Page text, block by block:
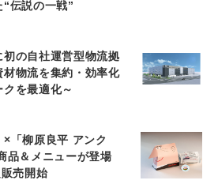
伝説の一戦”
の自社運営型物流拠
材物流を集約・効率化
を最適化～
×「柳原良平 アンク
品＆メニューが登場
売開始